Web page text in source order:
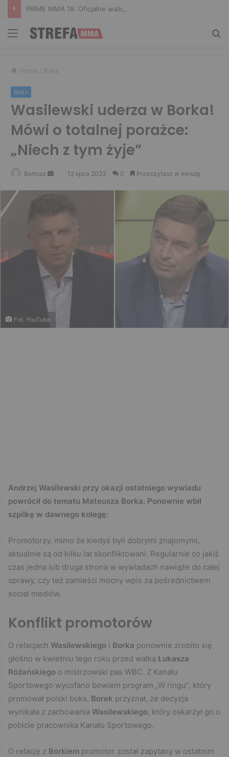
Menu
Home / Boks
Boks
Wasilewski uderza w Borka!
Mówi o totalnej porażce:
„Niech z tym żyje”
Bartosz
Send 12 lipca 2023 0 Przeczytasz w minutę
Fot. YouTube
Andrzej Wasilewski przy okazji ostatniego wywiadu
powrócił do tematu Mateusza Borka. Ponownie wbił
szpilkę w dawnego kolegę:
Promotorzy, mimo że kiedyś byli dobrymi znajomymi,
aktualnie są od kilku lat skonfliktowani. Regularnie co jakiś
czas jedna lub druga strona w wywiadach nawiąże do całej
sprawy, czy też zamieści mocny wpis za pośrednictwem
social mediów.
Konflikt promotorów
O relacjach Wasilewskiego i Borka ponownie zrobiło się
głośno w kwietniu tego roku przed walką Łukasza
Różańskiego o mistrzowski pas WBC. Z Kanału
Sportowego wycofano bowiem program „W ringu”, który
promował polski boks. Borek przyznał, że decyzja
wynikała z zachowania Wasilewskiego, który oskarżył go o
pobicie pracownika Kanału Sportowego.
O relację z Borkiem promotor został zapytany w ostatnim